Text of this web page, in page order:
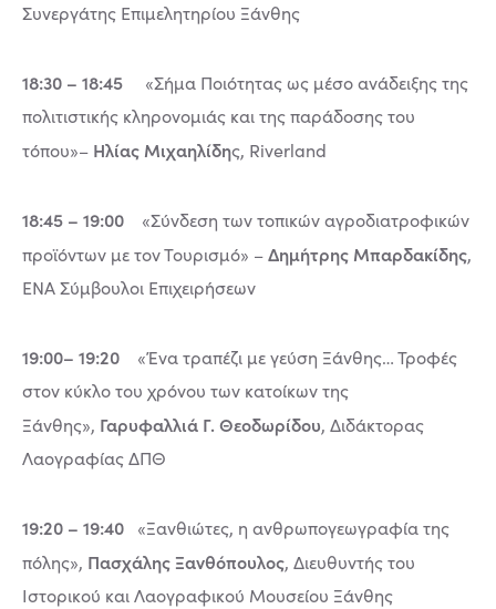
Συνεργάτης Επιμελητηρίου Ξάνθης
18:30 – 18:45
«Σήμα Ποιότητας ως μέσο ανάδειξης της
πολιτιστικής κληρονομιάς και της παράδοσης του
τόπου»– Ηλίας Μιχαηλίδης, Riverland
18:45 – 19:00 «Σύνδεση των τοπικών αγροδιατροφικών
προϊόντων με τον Τουρισμό» –Δημήτρης Μπαρδακίδης,
ΕΝΑ Σύμβουλοι Επιχειρήσεων
19:00– 19:20 «Ένα τραπέζι με γεύση Ξάνθης… Τροφές
στον κύκλο του χρόνου των κατοίκων της
Ξάνθης», Γαρυφαλλιά Γ. Θεοδωρίδου, Διδάκτορας
Λαογραφίας ΔΠΘ
19:20 – 19:40 «Ξανθιώτες, η ανθρωπογεωγραφία της
πόλης», Πασχάλης Ξανθόπουλος, Διευθυντής του
Ιστορικού και Λαογραφικού Μουσείου Ξάνθης